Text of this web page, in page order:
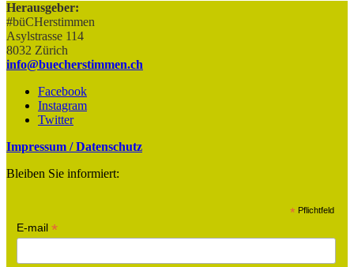
Herausgeber:
#büCHerstimmen
Asylstrasse 114
8032 Zürich
info@buecherstimmen.ch
Facebook
Instagram
Twitter
Impressum / Datenschutz
Bleiben Sie informiert:
* Pflichtfeld
E-mail *